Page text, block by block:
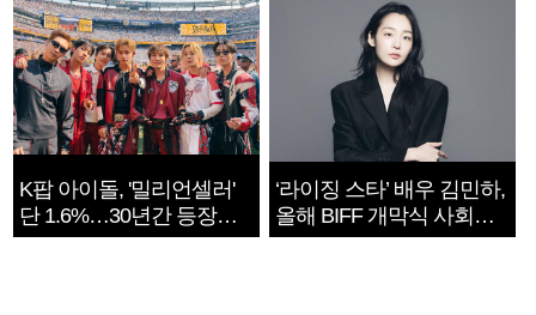
K팝 아이돌, '밀리언셀러'
단 1.6%…30년간 등장
1182개팀 전수조사
‘라이징 스타’ 배우 김민하,
올해 BIFF 개막식 사회자
확정